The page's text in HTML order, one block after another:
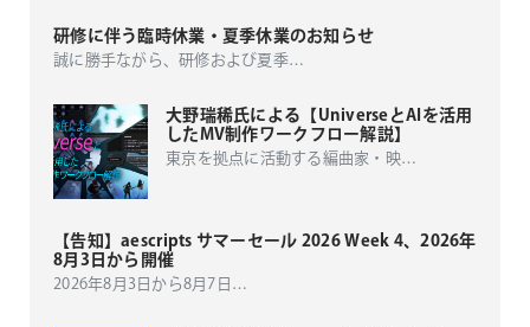
研修に伴う臨時休業・夏季休業のお知らせ
誠に勝手ながら、研修および夏季…
大野瑞稀氏による【UniverseとAIを活用
したMV制作ワークフロー解説】
東京を拠点に活動する編曲家・映…
【告知】aescripts サマーセール 2026 Week 4、2026年
8月3日から開催
2026年8月3日から8月7日…